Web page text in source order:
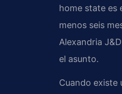
home state es
menos seis
Alexandria
el asunto.
Cuando existe